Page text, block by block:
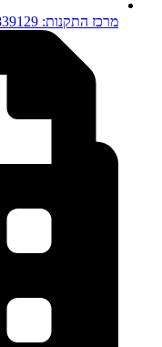
מרכז התקנות: 03-6839129